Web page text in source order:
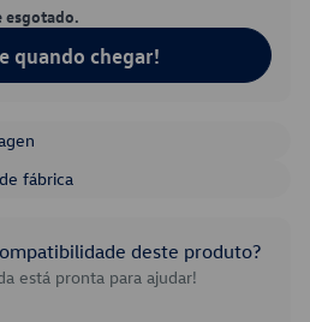
quando chegar!
fábrica
deste produto?
está pronta para ajudar!